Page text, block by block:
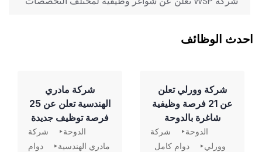
احدث الوظائف
شركة وورلي تعلن
عن 21 فرصة وظيفية
شاغرة بالدوحة
الدوحة
شركة
وورلي
دوام كامل
شركة مادري
الهندسية تعلن عن 25
فرصة توظيف جديدة
الدوحة
شركة
مادري الهندسية
دوام